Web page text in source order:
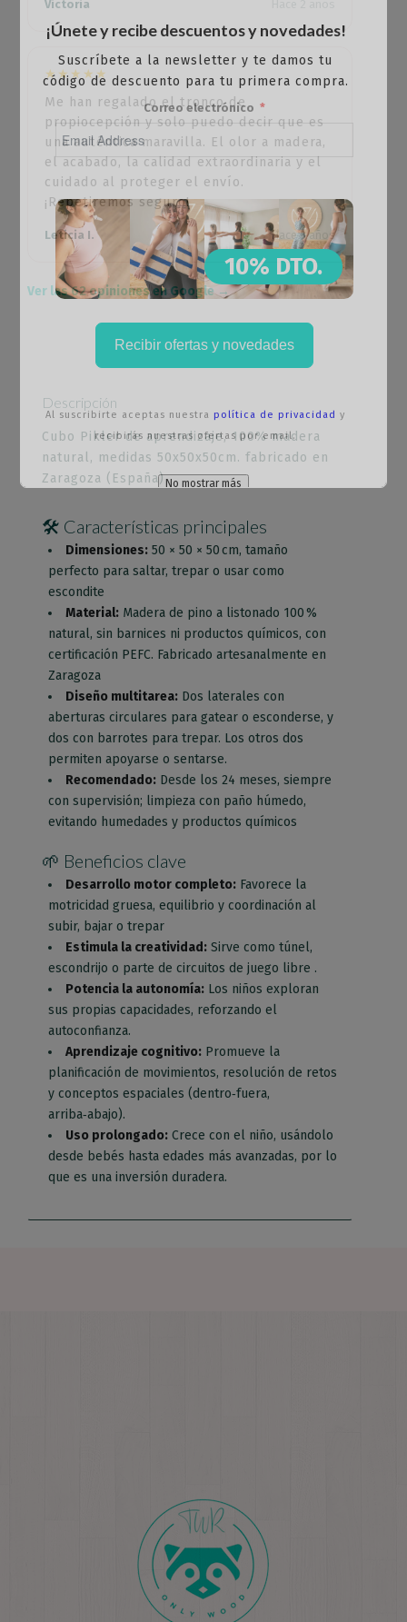
Victoria
★★★★★
Me han regalado el tronco de
propiocepción y solo puedo decir que es
una auténtica maravilla. El olor a madera,
el acabado, la calidad extraordinaria y el
cuidado al proteger el envío.
¡Repetiremos seguro!
Leticia I. Hace 3 años
Ver las 62 opiniones en Google →
Descripción
Cubo Pikler de aprendizaje, 100% madera
natural, medidas 50x50x50cm. fabricado en
Zaragoza (España)
🛠️ Características principales
Dimensiones: 50 × 50 × 50 cm, tamaño
perfecto para saltar, trepar o usar como
escondite
Material: Madera de pino a listonado 100 %
natural, sin barnices ni productos químicos, con
certificación PEFC. Fabricado artesanalmente en
Zaragoza
Diseño multitarea: Dos laterales con
aberturas circulares para gatear o esconderse, y
dos con barrotes para trepar. Los otros dos
permiten apoyarse o sentarse.
Recomendado: Desde los 24 meses, siempre
con supervisión; limpieza con paño húmedo,
evitando humedades y productos químicos
🌱 Beneficios clave
Desarrollo motor completo: Favorece la
motricidad gruesa, equilibrio y coordinación al
subir, bajar o trepar
Estimula la creatividad: Sirve como túnel,
escondrijo o parte de circuitos de juego libre .
Potencia la autonomía: Los niños exploran
sus propias capacidades, reforzando el
autoconfianza.
Aprendizaje cognitivo: Promueve la
planificación de movimientos, resolución de retos
y conceptos espaciales (dentro‑fuera,
arriba‑abajo).
Uso prolongado: Crece con el niño, usándolo
desde bebés hasta edades más avanzadas, por lo
que es una inversión duradera.
¡Únete y recibe descuentos y novedades!
Suscríbete a la newsletter y te damos tu
código de descuento para tu primera compra.
Correo electrónico
10% DTO.
Recibir ofertas y novedades
Al suscribirte aceptas nuestra política de privacidad y
recibirás nuestras ofertas por email.
No mostrar más